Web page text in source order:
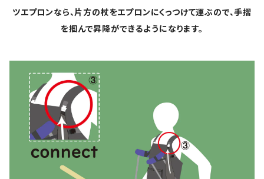
ツエプロンなら、片方の杖をエプロンにくっつけて運ぶので、手摺
を掴んで昇降ができるようになります。